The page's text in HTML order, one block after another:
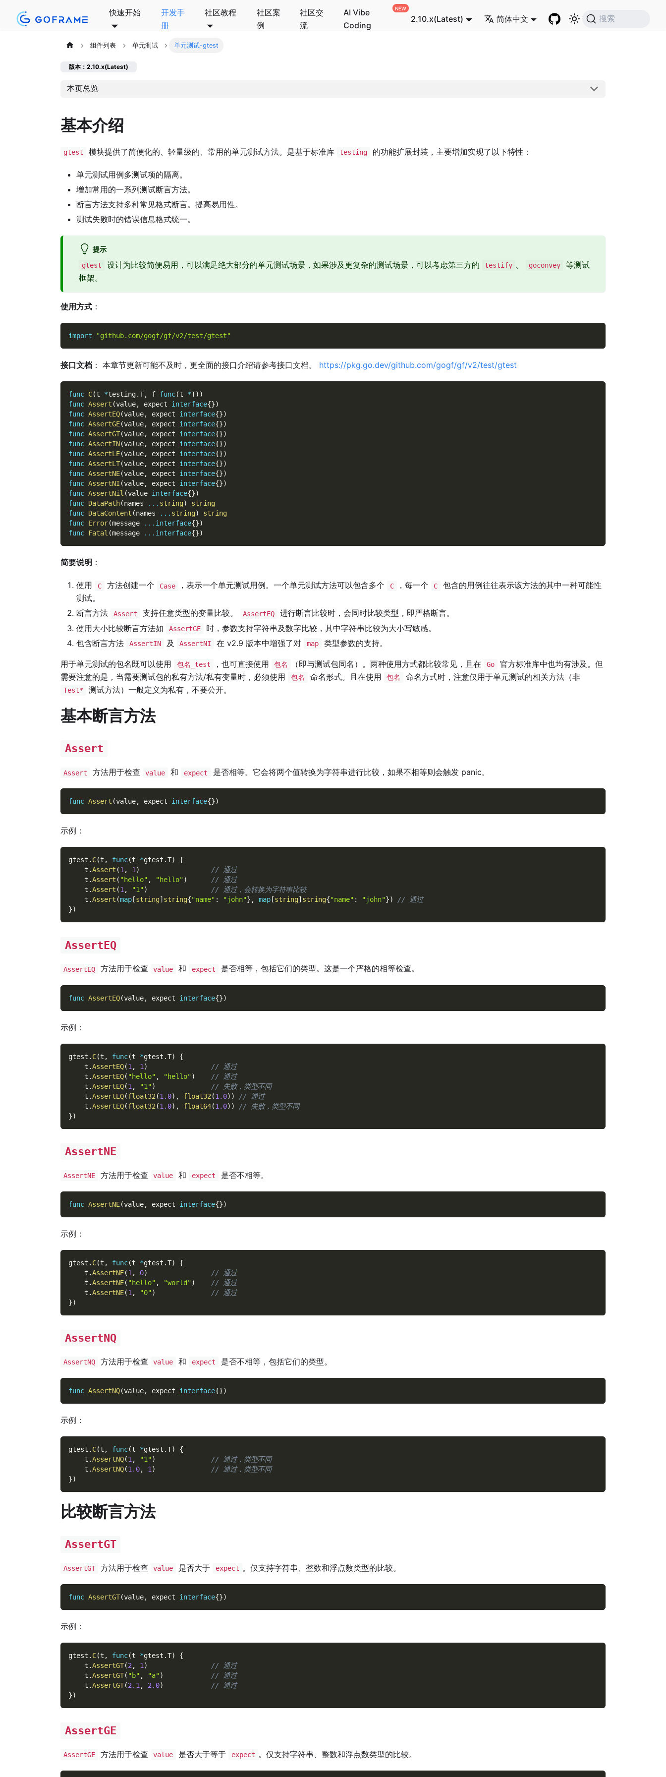
快速开始
开发手
册
社区教程
社区案
例
社区交
流
AI Vibe
Coding
2.10.x(Latest) 简体中文 搜索
组件列表 单元测试 单元测试-gtest
版本：2.10.x(Latest)
本页总览
基本介绍
gtest 模块提供了简便化的、轻量级的、常用的单元测试方法。是基于标准库 testing 的功能扩展封装，主要增加实现了以下特性：
单元测试用例多测试项的隔离。
增加常用的一系列测试断言方法。
断言方法支持多种常见格式断言。提高易用性。
测试失败时的错误信息格式统一。
提示
gtest 设计为比较简便易用，可以满足绝大部分的单元测试场景，如果涉及更复杂的测试场景，可以考虑第三方的 testify 、 goconvey
等测试
框架。
使用方式 ：
import "github.com/gogf/gf/v2/test/gtest"
接口文档 ： 本章节更新可能不及时，更全面的接口介绍请参考接口文档。 https://pkg.go.dev/github.com/gogf/gf/v2/test/gtest
func C(t *testing.T, f func(t *T) )
func Assert (value, expect interface{})
func AssertEQ(value, expect interface{})
func AssertGE(value, expect interface{})
func AssertGT(value, expect interface{})
func AssertIN(value, expect interface{})
func AssertLE(value, expect interface{})
func AssertLT(value, expect interface{})
func AssertNE(value, expect interface{})
func AssertNI (value, expect interface{})
func AssertNil (value interface{})
func DataPath(names ... string)
string
func DataContent (names ... string)
string
func Error(message ... interface{})
func Fatal (message ... interface{})
简要说明 ：
使用 C 方法创建一个 Case ，表示一个单元测试用例。一个单元测试方法可以包含多个 C ，每一个 C
包含的用例往往表示该方法的其中一种可能性
测试。
断言方法
Assert 支持任意类型的变量比较。 AssertEQ
进行断言比较时，会同时比较类型，即严格断言。
使用大小比较断言方法如
AssertGE
时，参数支持字符串及数字比较，其中字符串比较为大小写敏感。
包含断言方法
AssertIN 及 AssertNI 在 v2.9 版本中增强了对 map 类型参数的支持。
用于单元测试的包名既可以使用 包名_test ，也可直接使用 包名 （即与测试包同名）。两种使用方式都比较常见，且在 Go
官方标准库中也均有涉及。但
需要注意的是，当需要测试包的私有方法/私有变量时，必须使用
包名 命名形式。且在使用 包名 命名方式时，注意仅用于单元测试的相关方法（非
Test* 测试方法）一般定义为私有，不要公开。
基本断言方法
Assert
Assert 方法用于检查 value 和 expect 是否相等。它会将两个值转换为字符串进行比较，如果不相等则会触发 panic。
func Assert (value, expect interface{})
示例：
gtest . C(t , func(t *gtest .T)
{
    t
.Assert (1, 1)
// 通过
    t
.Assert ( "hello" , "hello")
// 通过
    t
.Assert (1, "1")
// 通过，会转换为字符串比较
    t
.Assert (map [string] string{"name" : "john"} , map [string] string{"name" : "john"})
// 通过
})
AssertEQ
AssertEQ 方法用于检查 value 和 expect 是否相等，包括它们的类型。这是一个严格的相等检查。
func AssertEQ(value, expect interface{})
示例：
gtest . C(t , func(t *gtest .T)
{
    t
.AssertEQ(1 , 1 )
// 通过
    t
.AssertEQ( "hello" , "hello")
// 通过
    t
.AssertEQ(1 , "1")
// 失败，类型不同
    t
.AssertEQ(float32 (1.0) , float32 (1.0) )
// 通过
    t
.AssertEQ(float32 (1.0) , float64(1.0) )
// 失败，类型不同
})
AssertNE
AssertNE 方法用于检查 value 和 expect 是否不相等。
func AssertNE(value, expect interface{})
示例：
gtest . C(t , func(t *gtest .T)
{
    t
.AssertNE(1 , 0)
// 通过
    t
.AssertNE( "hello" , "world")
// 通过
    t
.AssertNE(1 , "0")
// 通过
})
AssertNQ
AssertNQ 方法用于检查 value 和 expect 是否不相等，包括它们的类型。
func AssertNQ(value, expect interface{})
示例：
gtest . C(t , func(t *gtest .T)
{
    t
.AssertNQ(1 , "1")
// 通过，类型不同
    t
.AssertNQ(1.0, 1 )
// 通过，类型不同
})
比较断言方法
AssertGT
AssertGT 方法用于检查 value 是否大于 expect 。仅支持字符串、整数和浮点数类型的比较。
func AssertGT(value, expect interface{})
示例：
gtest . C(t , func(t *gtest .T)
{
    t
.AssertGT(2 , 1 )
// 通过
    t
.AssertGT( "b" , "a")
// 通过
    t
.AssertGT(2.1 , 2.0)
// 通过
})
AssertGE
AssertGE 方法用于检查 value 是否大于等于 expect 。仅支持字符串、整数和浮点数类型的比较。